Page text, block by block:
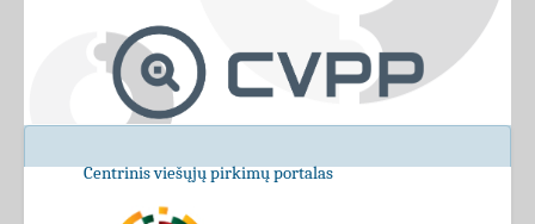
Centrinis viešųjų pirkimų portalas